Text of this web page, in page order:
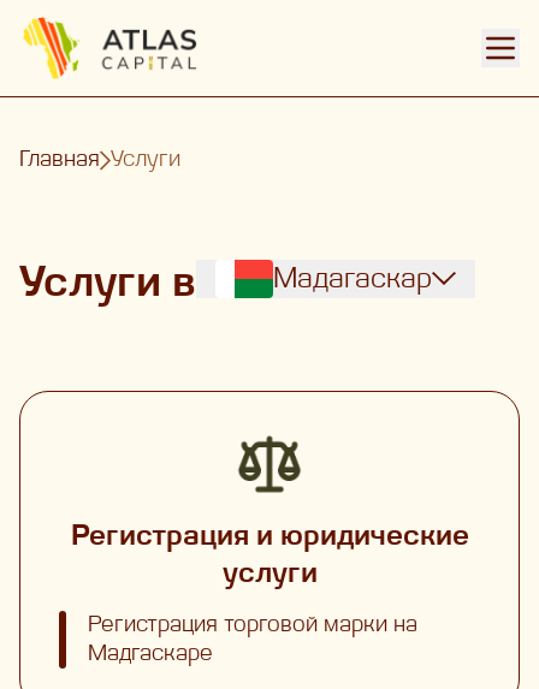
Главная Услуги
Услуги в Мадагаскар
Регистрация и юридические
услуги
Регистрация торговой марки на
Мадгаскаре